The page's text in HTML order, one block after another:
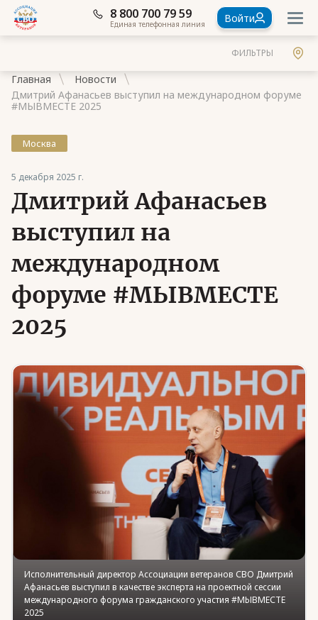
8 800 700 79 59
Единая телефонная линия Войти
ФИЛЬТРЫ
Главная
Новости
Дмитрий Афанасьев выступил на международном форуме
#МЫВМЕСТЕ 2025
Москва
5 декабря 2025 г.
Дмитрий Афанасьев
выступил на
международном
форуме #МЫВМЕСТЕ
2025
Исполнительный директор Ассоциации ветеранов СВО Дмитрий
Афанасьев выступил в качестве эксперта на проектной сессии
международного форума гражданского участия #МЫВМЕСТЕ
2025
Контакты
Стать членом Ассоциации ветеранов СВО
Ассоциация в субъектах России
Частые вопросы
Юридическая помощь
Региональные меры поддержки